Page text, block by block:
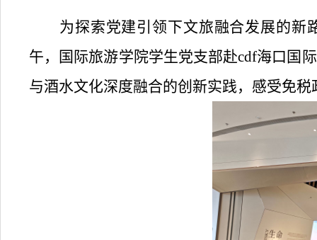
为探索党建引领下文旅融合发展的新
午，国际旅游学院学生党支部赴cdf海口国
与酒水文化深度融合的创新实践，感受免